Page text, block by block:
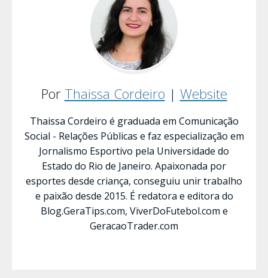
Por Thaissa Cordeiro | Website
Thaissa Cordeiro é graduada em Comunicação
Social - Relações Públicas e faz especialização em
Jornalismo Esportivo pela Universidade do
Estado do Rio de Janeiro. Apaixonada por
esportes desde criança, conseguiu unir trabalho
e paixão desde 2015. É redatora e editora do
Blog.GeraTips.com, ViverDoFutebol.com e
GeracaoTrader.com